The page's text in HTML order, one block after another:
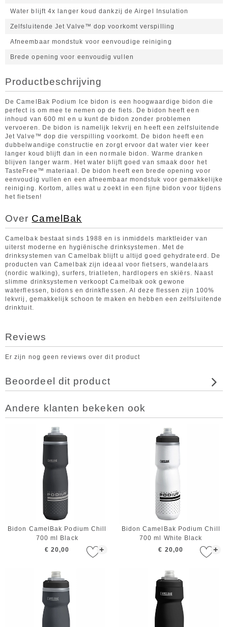
Water blijft 4x langer koud dankzij de Airgel Insulation
Zelfsluitende Jet Valve™ dop voorkomt verspilling
Afneembaar mondstuk voor eenvoudige reiniging
Brede opening voor eenvoudig vullen
Productbeschrijving
De CamelBak Podium Ice bidon is een hoogwaardige bidon die
perfect is om mee te nemen op de fiets. De bidon heeft een
inhoud van 600 ml en u kunt de bidon zonder problemen
vervoeren. De bidon is namelijk lekvrij en heeft een zelfsluitende
Jet Valve™ dop die verspilling voorkomt. De bidon heeft een
dubbelwandige constructie en zorgt ervoor dat water vier keer
langer koud blijft dan in een normale bidon. Warme dranken
blijven langer warm. Het water blijft goed van smaak door het
TasteFree™ materiaal. De bidon heeft een brede opening voor
eenvoudig vullen en een afneembaar mondstuk voor gemakkelijke
reiniging. Kortom, alles wat u zoekt in een fijne bidon voor tijdens
het fietsen!
Over CamelBak
Camelbak bestaat sinds 1988 en is inmiddels marktleider van
uiterst moderne en hygiënische drinksystemen. Met de
drinksystemen van Camelbak blijft u altijd goed gehydrateerd. De
producten van Camelbak zijn ideaal voor fietsers, wandelaars
(nordic walking), surfers, triatleten, hardlopers en skiërs. Naast
slimme drinksystemen verkoopt Camelbak ook gewone
waterflessen, bidons en drinkflessen. Al deze flessen zijn 100%
lekvrij, gemakkelijk schoon te maken en hebben een zelfsluitende
drinktuit.
Reviews
Er zijn nog geen reviews over dit product
Beoordeel dit product
Andere klanten bekeken ook
+
Bidon CamelBak Podium Chill
700 ml Black
€ 20,00
+
Bidon CamelBak Podium Chill
700 ml White Black
€ 20,00